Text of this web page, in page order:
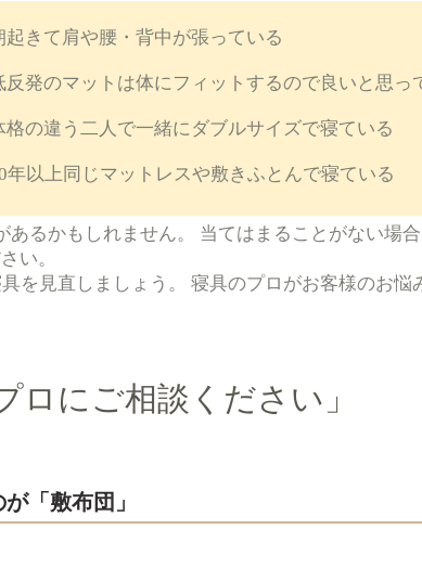
起きて肩や腰・背中が張っている
反発のマットは体にフィットするので良いと思っ
格の違う二人で一緒にダブルサイズで寝ている
年以上同じマットレスや敷きふとんで寝ている
るかもしれません。 当てはまることがない場
い。
を見直しましょう。 寝具のプロがお客様のお悩
ロにご相談ください」
「敷布団」